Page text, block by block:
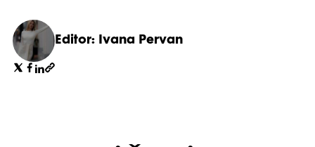
Editor: Ivana Pervan